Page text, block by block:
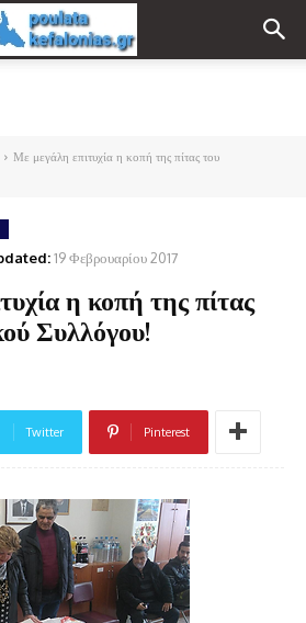
Με μεγάλη επιτυχία η κοπή της πίτας του
19 Φεβρουαρίου 2017
η κοπή της πίτας
Συλλόγου!
Twitter Pinterest